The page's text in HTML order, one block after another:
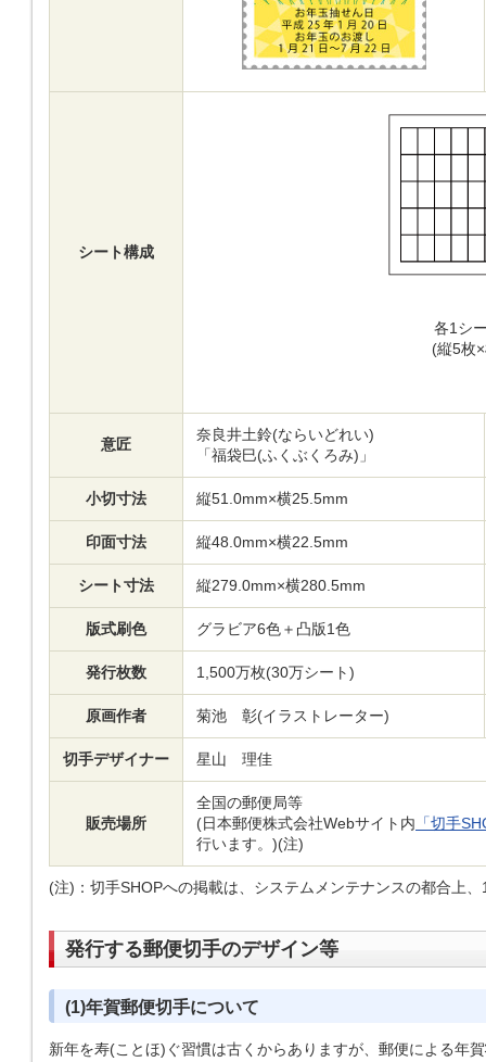
シート構成
各1シ
(縦5枚
意匠
奈良井土鈴(ならいどれい)
「福袋巳(ふくぶくろみ)」
小切寸法 縦51.0mm×横25.5mm
印面寸法 縦48.0mm×横22.5mm
シート寸法 縦279.0mm×横280.5mm
版式刷色 グラビア6色＋凸版1色
発行枚数 1,500万枚(30万シート)
原画作者 菊池 彰(イラストレーター)
切手デザイナー 星山 理佳
販売場所
全国の郵便局等
(日本郵便株式会社Webサイト内 「切手
行います。)(注)
(注)： 切手SHOPへの掲載は、システムメンテナンスの都合上
発行する郵便切手のデザイン等
(1)年賀郵便切手について
新年を寿(ことほ)ぐ習慣は古くからありますが、郵便による年